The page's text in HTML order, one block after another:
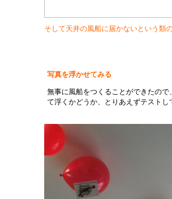
そして天井の風船に届かないという類
写真を浮かせてみる
無事に風船をつくることができたので
て浮くかどうか、とりあえずテストし